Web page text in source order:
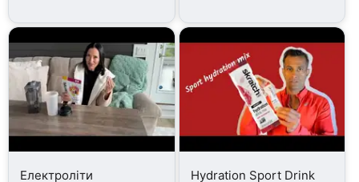
Електроліти
Hydration Sport Drink